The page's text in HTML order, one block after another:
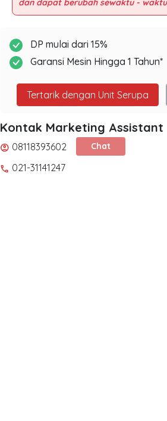
DP mulai dari 15%
Garansi Mesin Hingga 1 Tahun*
Tertarik dengan Unit Serupa
Kontak Marketing Assistant
account_circle 08118393602 Chat
phone 021-31141247